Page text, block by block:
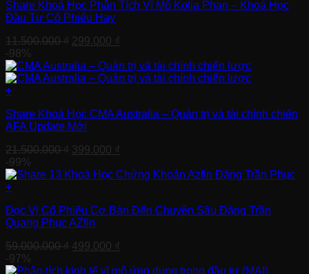
Share Khoá Học Phân Tích Vĩ Mô Kolia Phan – Khoá Học
Đầu Tư Cổ Phiếu Hay
11.500.000₫ Giá
là:
11.500.000 ₫.
299.000 ₫
tại
là:
-98%
+
Share Khoá Học CMA Australia – Quản trị và tài chính chiến
AFA Update Mới
21.500.000₫ Giá
là:
399.000 ₫
tại
-99%
+
Đọc Vị Cổ Phiếu Cơ Bản Đến Chuyên Sâu Đặng Trần
Quang Phục AZfin
59.000.000₫ Giá
là:
499.000 ₫
tại
-97%